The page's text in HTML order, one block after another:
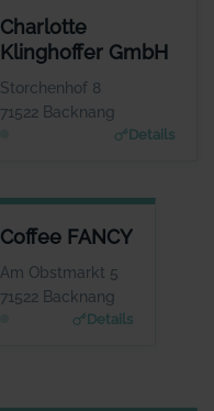
Charlotte
Klinghoffer GmbH
Storchenhof 8
71522 Backnang
Details
CHARLOTTE KLINGHOFFER
Frau Charlotte
Coffee FANCY
Am Obstmarkt 5
71522 Backnang
Details
COFFEE FANCY
Herr Daniel Mendes
www.coffee-fancy.de